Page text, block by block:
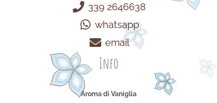
339 2646638
whatsapp
email
Info
Aroma di Vaniglia